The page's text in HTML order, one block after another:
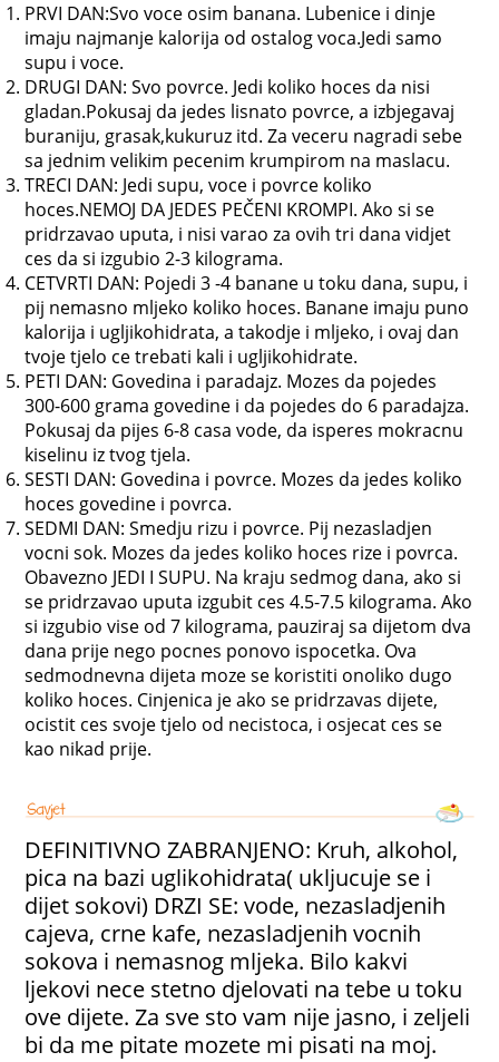
PRVI DAN:Svo voce osim banana. Lubenice i dinje
imaju najmanje kalorija od ostalog voca.Jedi samo
supu i voce.
DRUGI DAN: Svo povrce. Jedi koliko hoces da nisi
gladan.Pokusaj da jedes lisnato povrce, a izbjegavaj
buraniju, grasak,kukuruz itd. Za veceru nagradi sebe
sa jednim velikim pecenim krumpirom na maslacu.
TRECI DAN: Jedi supu, voce i povrce koliko
hoces.NEMOJ DA JEDES PEČENI KROMPI. Ako si se
pridrzavao uputa, i nisi varao za ovih tri dana vidjet
ces da si izgubio 2-3 kilograma.
CETVRTI DAN: Pojedi 3 -4 banane u toku dana, supu, i
pij nemasno mljeko koliko hoces. Banane imaju puno
kalorija i ugljikohidrata, a takodje i mljeko, i ovaj dan
tvoje tjelo ce trebati kali i ugljikohidrate.
PETI DAN: Govedina i paradajz. Mozes da pojedes
300-600 grama govedine i da pojedes do 6 paradajza.
Pokusaj da pijes 6-8 casa vode, da isperes mokracnu
kiselinu iz tvog tjela.
SESTI DAN: Govedina i povrce. Mozes da jedes koliko
hoces govedine i povrca.
SEDMI DAN: Smedju rizu i povrce. Pij nezasladjen
vocni sok. Mozes da jedes koliko hoces rize i povrca.
Obavezno JEDI I SUPU. Na kraju sedmog dana, ako si
se pridrzavao uputa izgubit ces 4.5-7.5 kilograma. Ako
si izgubio vise od 7 kilograma, pauziraj sa dijetom dva
dana prije nego pocnes ponovo ispocetka. Ova
sedmodnevna dijeta moze se koristiti onoliko dugo
koliko hoces. Cinjenica je ako se pridrzavas dijete,
ocistit ces svoje tjelo od necistoca, i osjecat ces se
kao nikad prije.
DEFINITIVNO ZABRANJENO: Kruh, alkohol,
pica na bazi uglikohidrata( ukljucuje se i
dijet sokovi) DRZI SE: vode, nezasladjenih
cajeva, crne kafe, nezasladjenih vocnih
sokova i nemasnog mljeka. Bilo kakvi
ljekovi nece stetno djelovati na tebe u toku
ove dijete. Za sve sto vam nije jasno, i zeljeli
bi da me pitate mozete mi pisati na moj.